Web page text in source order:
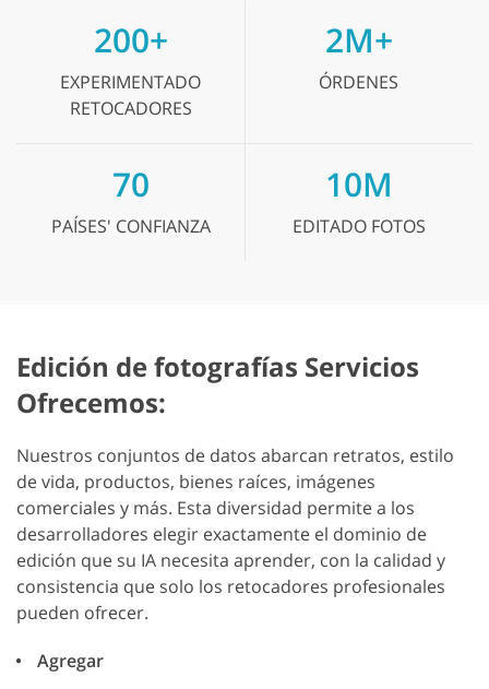
200+
EXPERIMENTADO
RETOCADORES
2M+
ÓRDENES
70
PAÍSES' CONFIANZA
10M
EDITADOFOTOS
Edición de fotografías Servicios
Ofrecemos:
Nuestros conjuntos de datos abarcan retratos, estilo
de vida, productos, bienes raíces, imágenes
comerciales y más. Esta diversidad permite a los
desarrolladores elegir exactamente el dominio de
edición que su IA necesita aprender, con la calidad y
consistencia que solo los retocadores profesionales
pueden ofrecer.
Agregar